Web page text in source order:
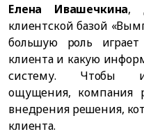
Елена Ивашечкина,
клиентской базой
большую роль
клиента и какую
систему. Чтобы
ощущения, компания
внедрения решения,
клиента.